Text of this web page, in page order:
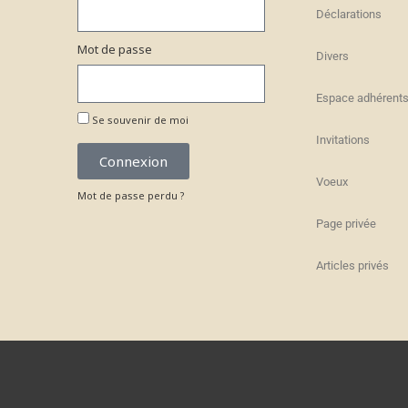
Mot de passe
Se souvenir de moi
Connexion
Mot de passe perdu ?
Déclarations
Divers
Espace
Invitations
Voeux
Page privée
Articles privés